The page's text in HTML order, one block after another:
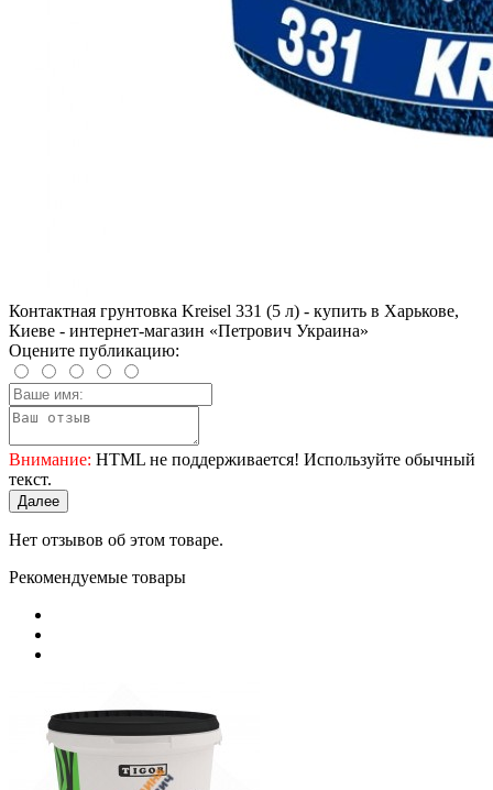
Контактная грунтовка Kreisel 331 (5 л) - купить в Харькове,
Киеве - интернет-магазин «Петрович Украина»
Оцените публикацию:
Внимание: HTML не поддерживается! Используйте обычный
текст.
Далее
Нет отзывов об этом товаре.
Рекомендуемые товары